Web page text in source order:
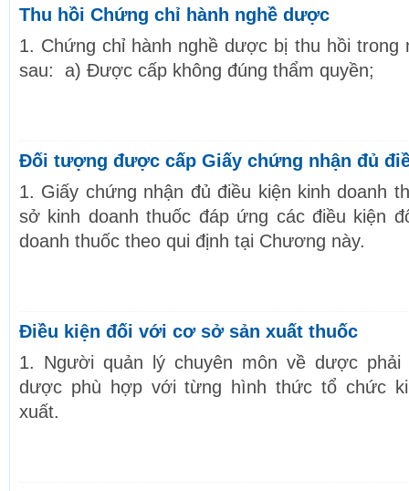
Thu hồi Chứng chỉ hành nghề dược
1. Chứng chỉ hành nghề dược bị thu hồi
sau: a) Được cấp không đúng thẩm quyền;
Đối tượng được cấp Giấy chứng nhận đủ
1. Giấy chứng nhận đủ điều kiện kinh doanh
sở kinh doanh thuốc đáp ứng các điều kiện
doanh thuốc theo qui định tại Chương này.
Điều kiện đối với cơ sở sản xuất thuốc
1. Người quản lý chuyên môn về dược phải
dược phù hợp với từng hình thức tổ chức
xuất.